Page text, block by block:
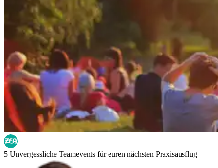
5 Unvergessliche Teamevents für euren nächsten Praxisausflug